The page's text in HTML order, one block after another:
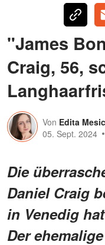
"James
Craig, 56,
Von Edita Mesic
05. Sept. 2024
Die
Daniel Craig
in Venedig
Der